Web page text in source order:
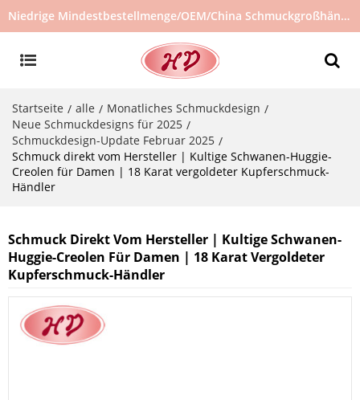
Niedrige Mindestbestellmenge/OEM/China Schmuckgroßhändler/Schmucklieferant/heiß verkaufter Schmuck auf Lager/kein gebrauchter Schmuck
Startseite / alle / Monatliches Schmuckdesign /
Neue Schmuckdesigns für 2025 /
Schmuckdesign-Update Februar 2025 /
Schmuck direkt vom Hersteller | Kultige Schwanen-Huggie-
Creolen für Damen | 18 Karat vergoldeter Kupferschmuck-
Händler
Schmuck Direkt Vom Hersteller | Kultige Schwanen-
Huggie-Creolen Für Damen | 18 Karat Vergoldeter
Kupferschmuck-Händler